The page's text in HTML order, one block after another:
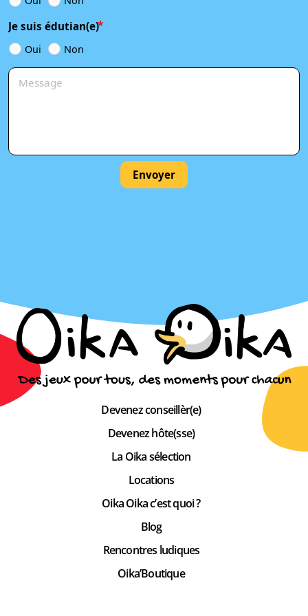
Je suis édutian(e)
Oui Non
Envoyer
Devenez conseillèr(e)
Devenez hôte(sse)
La Oika sélection
Locations
Oika Oika c’est quoi ?
Blog
Rencontres ludiques
Oika’Boutique